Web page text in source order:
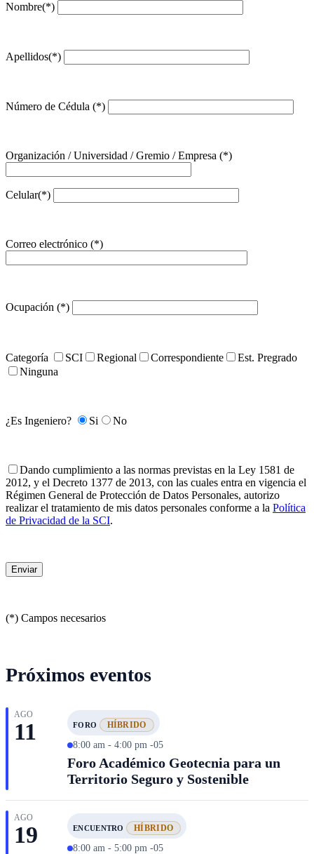
Nombre(*)
Apellidos(*)
Número de Cédula (*)
Organización / Universidad / Gremio / Empresa (*)
Celular(*)
Correo electrónico (*)
Ocupación (*)
Categoría SCI Regional Correspondiente
Est. Pregrado
Ninguna
¿Es Ingeniero? Si No
Dando cumplimiento a las normas previstas en la Ley 1581 de
2012, y el Decreto 1377 de 2013, con las cuales entra en vigencia el
Régimen General de Protección de Datos Personales, autorizo
realizar el tratamiento de mis datos personales conforme a la Política
de Privacidad de la SCI.
Enviar
(*) Campos necesarios
Próximos eventos
AGO
11 FORO HÍBRIDO
8:00 am - 4:00 pm -05
Foro Académico Geotecnia para un
Territorio Seguro y Sostenible
AGO
19 ENCUENTRO HÍBRIDO
8:00 am - 5:00 pm -05